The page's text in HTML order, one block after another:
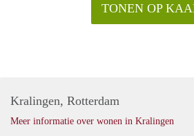
TONEN OP
Kralingen, Rotterdam
Meer informatie over wonen in Kralingen